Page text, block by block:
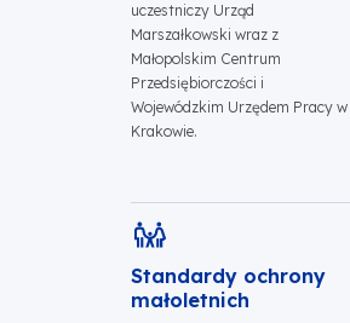
uczestniczy Urząd
Marszałkowski wraz z
Małopolskim Centrum
Przedsiębiorczości i
Wojewódzkim Urzędem Pracy w
Krakowie.
Standardy ochrony
małoletnich